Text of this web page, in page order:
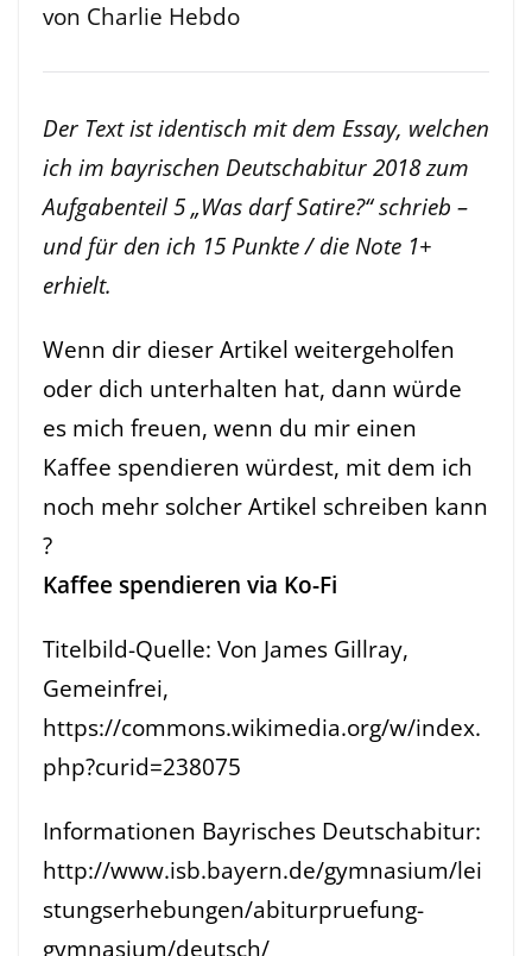
von Charlie Hebdo
Der Text ist identisch mit dem Essay, welchen
ich im bayrischen Deutschabitur 2018 zum
Aufgabenteil 5 „Was darf Satire?“ schrieb –
und für den ich 15 Punkte / die Note 1+
erhielt.
Wenn dir dieser Artikel weitergeholfen
oder dich unterhalten hat, dann würde
es mich freuen, wenn du mir einen
Kaffee spendieren würdest, mit dem ich
noch mehr solcher Artikel schreiben kann
?
Kaffee spendieren via Ko-Fi
Titelbild-Quelle: Von James Gillray,
Gemeinfrei,
https://commons.wikimedia.org/w/index.
php?curid=238075
Informationen Bayrisches Deutschabitur:
http://www.isb.bayern.de/gymnasium/lei
stungserhebungen/abiturpruefung-
gymnasium/deutsch/